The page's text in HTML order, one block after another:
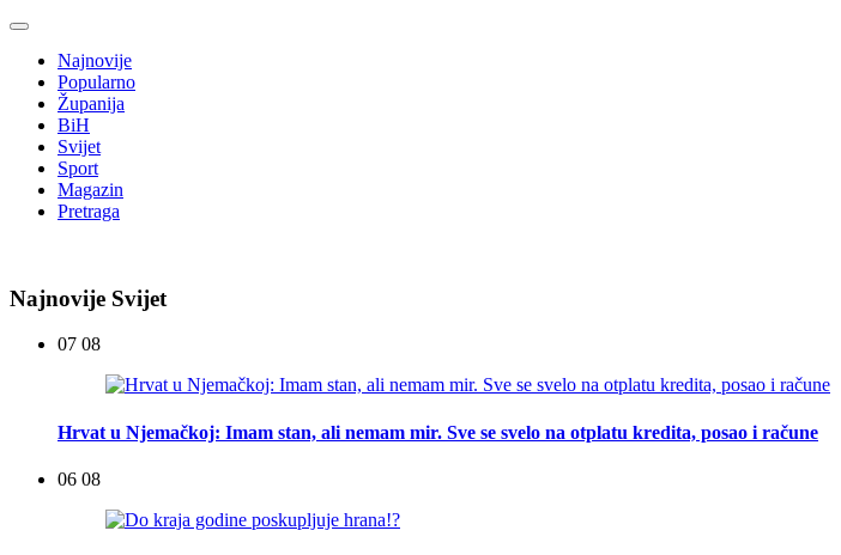
Najnovije
Popularno
Županija
BiH
Svijet
Sport
Magazin
Pretraga
Najnovije Svijet
07 08
Hrvat u Njemačkoj: Imam stan, ali nemam mir. Sve se svelo na otplatu kredita, posao i račune
06 08